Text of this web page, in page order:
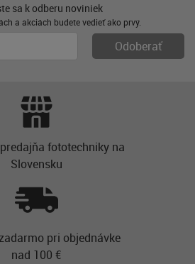
sa k odberu noviniek
a akciách budete vedieť ako prvý.
fototechniky na
Slovensku
pri objednávke
nad 100 €